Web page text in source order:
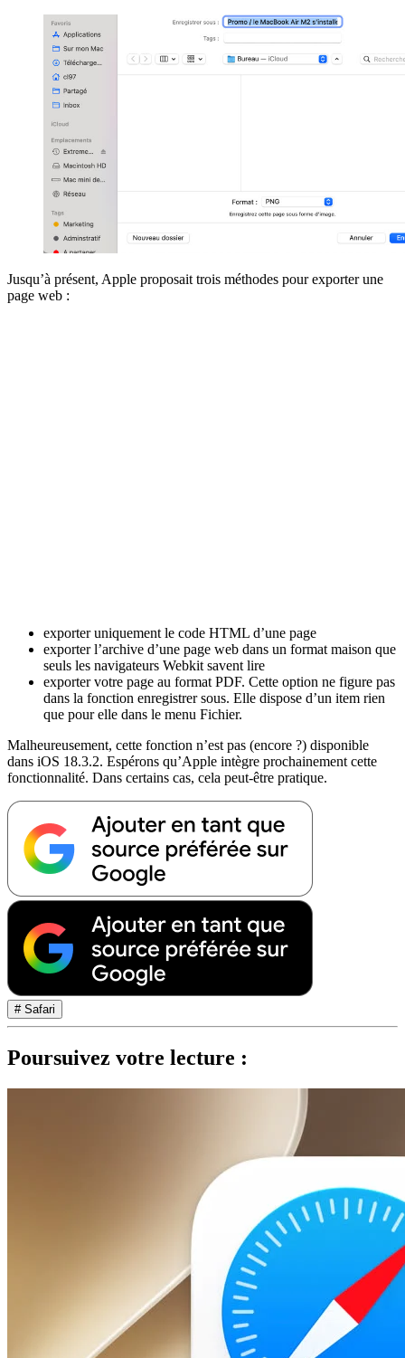
Jusqu’à présent, Apple proposait trois méthodes pour exporter une
page web :
exporter uniquement le code HTML d’une page
exporter l’archive d’une page web dans un format maison que
seuls les navigateurs Webkit savent lire
exporter votre page au format PDF. Cette option ne figure pas
dans la fonction enregistrer sous. Elle dispose d’un item rien
que pour elle dans le menu Fichier.
Malheureusement, cette fonction n’est pas (encore ?) disponible
dans iOS 18.3.2. Espérons qu’Apple intègre prochainement cette
fonctionnalité. Dans certains cas, cela peut-être pratique.
# Safari
Poursuivez votre lecture :